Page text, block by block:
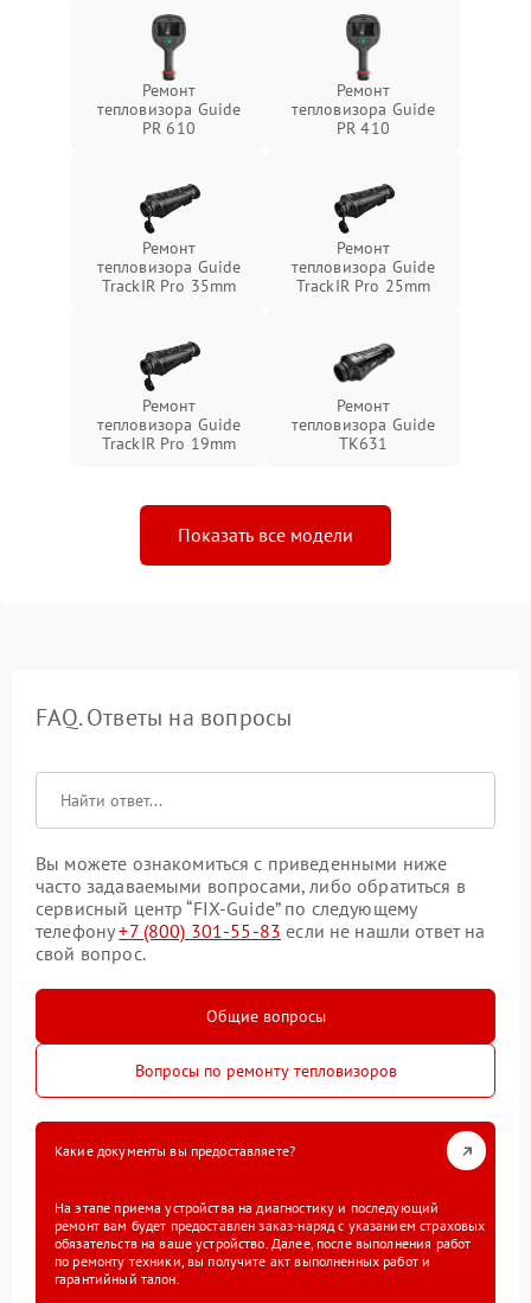
Ремонт
тепловизора Guide
PR 610
Ремонт
тепловизора Guide
PR 410
Ремонт
тепловизора Guide
TrackIR Pro 35mm
Ремонт
тепловизора Guide
TrackIR Pro 25mm
Ремонт
тепловизора Guide
TrackIR Pro 19mm
Ремонт
тепловизора Guide
TK631
Показать все модели
FAQ. Ответы на вопросы
Вы можете ознакомиться с приведенными ниже
часто задаваемыми вопросами, либо обратиться в
сервисный центр “FIX-Guide” по следующему
телефону+7 (800) 301-55-83 если не нашли ответ на
свой вопрос.
Общие вопросы
Вопросы по ремонту тепловизоров
Какие документы вы предоставляете?
На этапе приема устройства на диагностику и последующий
ремонт вам будет предоставлен заказ-наряд с указанием страховых
обязательств на ваше устройство. Далее, после выполнения работ
по ремонту техники, вы получите акт выполненных работ и
гарантийный талон.